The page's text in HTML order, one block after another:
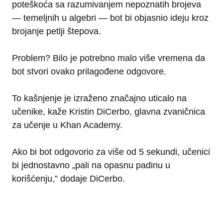
poteškoća sa razumivanjem nepoznatih brojeva
— temeljnih u algebri — bot bi objasnio ideju kroz
brojanje petlji štepova.
Problem? Bilo je potrebno malo više vremena da
bot stvori ovako prilagođene odgovore.
To kašnjenje je izraženo značajno uticalo na
učenike, kaže Kristin DiCerbo, glavna zvaničnica
za učenje u Khan Academy.
Ako bi bot odgovorio za više od 5 sekundi, učenici
bi jednostavno „pali na opasnu padinu u
korišćenju,” dodaje DiCerbo.